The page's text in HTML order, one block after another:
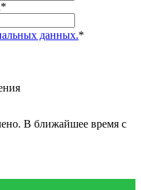
*
данных.*
В ближайшее время с